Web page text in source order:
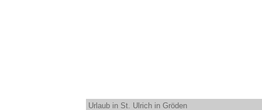
Urlaub in St. Ulrich in Gröden